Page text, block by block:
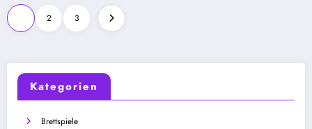
Seitennummerierung
der
Beiträge
2 3
Kategorien
Brettspiele